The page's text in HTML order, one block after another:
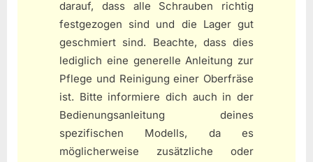
darauf, dass alle Schrauben richtig
festgezogen sind und die Lager gut
geschmiert sind. Beachte, dass dies
lediglich eine generelle Anleitung zur
Pflege und Reinigung einer Oberfräse
ist. Bitte informiere dich auch in der
Bedienungsanleitung deines
spezifischen Modells, da es
möglicherweise zusätzliche oder